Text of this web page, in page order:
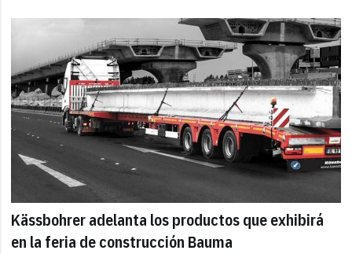
Kässbohrer adelanta los productos que exhibirá
en la feria de construcción Bauma